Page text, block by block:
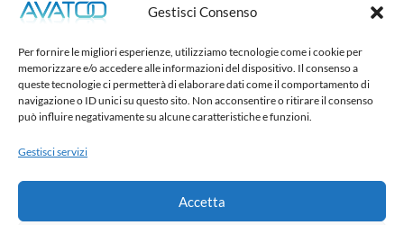
Gestisci Consenso
Per fornire le migliori esperienze, utilizziamo tecnologie come i cookie per
memorizzare e/o accedere alle informazioni del dispositivo. Il consenso a
queste tecnologie ci permetterà di elaborare dati come il comportamento di
navigazione o ID unici su questo sito. Non acconsentire o ritirare il consenso
può influire negativamente su alcune caratteristiche e funzioni.
Gestisci servizi
Accetta
Sede Legale: Via Breschi 29A – 00042 Anzio (Rm)
Sede Operativa: Via Padre Lombardi, 4 – 00042 Anzio (Rm)
Capitale Sociale interamente versato €10.000
© Copyright 2011 – 2026 – Avatoo Srl – P.Iva IT11315131000